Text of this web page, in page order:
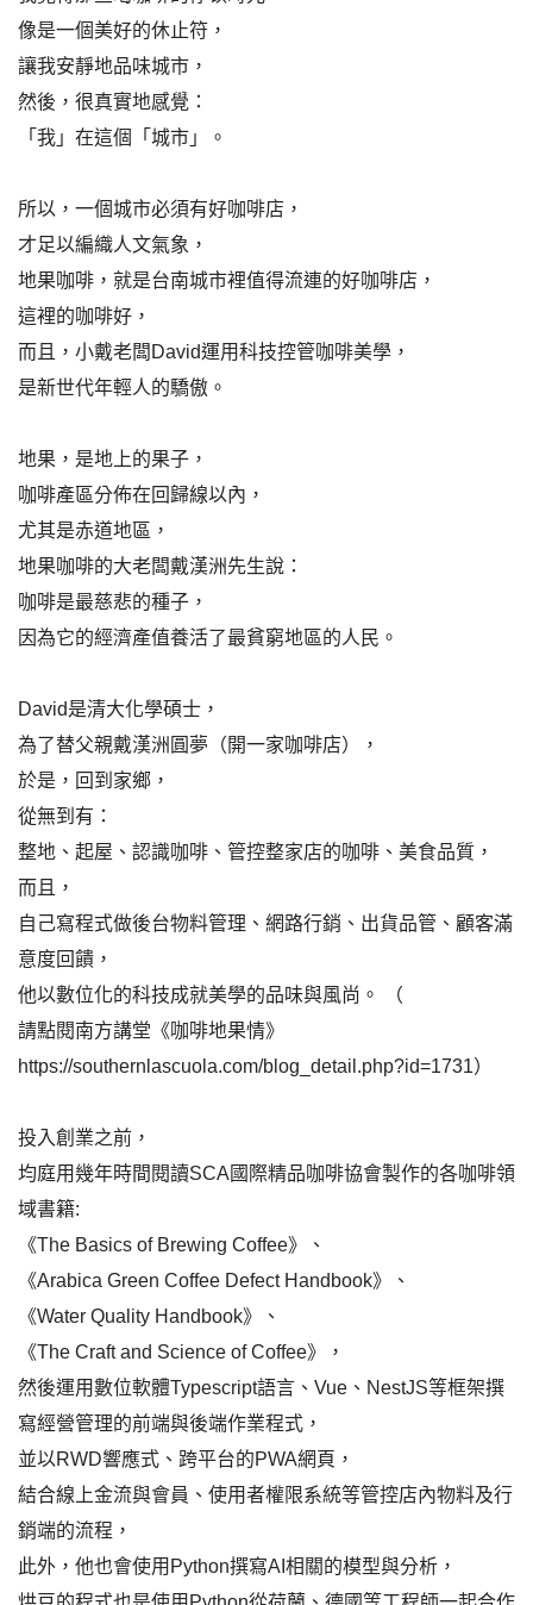
像是一個美好的休止符，
讓我安靜地品味城市，
然後，很真實地感覺：
「我」在這個「城市」。
所以，一個城市必須有好咖啡店，
才足以編織人文氣象，
地果咖啡，就是台南城市裡值得流連的好咖啡店，
這裡的咖啡好，
而且，小戴老闆David運用科技控管咖啡美學，
是新世代年輕人的驕傲。
地果，是地上的果子，
咖啡產區分佈在回歸線以內，
尤其是赤道地區，
地果咖啡的大老闆戴漢洲先生說：
咖啡是最慈悲的種子，
因為它的經濟產值養活了最貧窮地區的人民。
David是清大化學碩士，
為了替父親戴漢洲圓夢（開一家咖啡店），
於是，回到家鄉，
從無到有：
整地、起屋、認識咖啡、管控整家店的咖啡、美食品質，
而且，
自己寫程式做後台物料管理、網路行銷、出貨品管、顧客滿
意度回饋，
他以數位化的科技成就美學的品味與風尚。 （
請點閱南方講堂《咖啡地果情》
https://southernlascuola.com/blog_detail.php?id=1731）
投入創業之前，
均庭用幾年時間閱讀SCA國際精品咖啡協會製作的各咖啡領
域書籍:
《The Basics of Brewing Coffee》、
《Arabica Green Coffee Defect Handbook》、
《Water Quality Handbook》、
《The Craft and Science of Coffee》，
然後運用數位軟體Typescript語言、Vue、NestJS等框架撰
寫經營管理的前端與後端作業程式，
並以RWD響應式、跨平台的PWA網頁，
結合線上金流與會員、使用者權限系統等管控店內物料及行
銷端的流程，
此外，他也會使用Python撰寫AI相關的模型與分析，